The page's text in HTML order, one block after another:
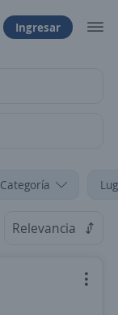
Ingresar
Categoría
Relevancia